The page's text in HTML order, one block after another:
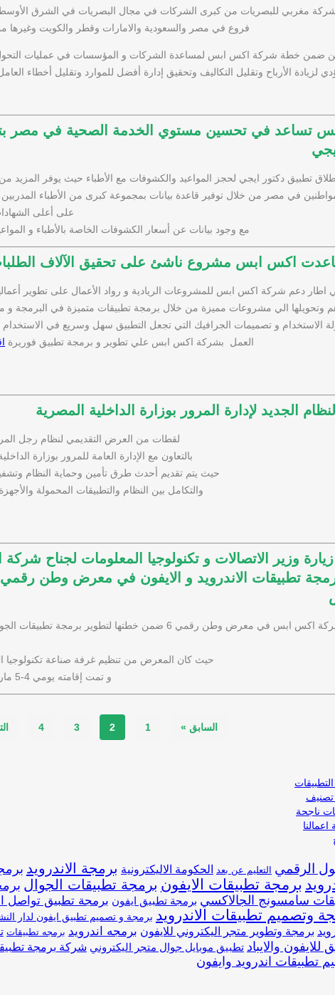
شركة مغربي للبصريات من كبرى الشركات في مجال البصريات في الشرق الأوسط
فروع في مصر والسعودية والامارات وقطر والكويت وغيرها من
ضمن خطة شركة اكس ابس لمساعدة الشركات و المؤسسات في عمليات
لزيادة الأرباح وتقليل التكاليف وتحقيق إدارة أفضل للموارد وتقليل أخطاء
تساعد في تحسين مستوي الخدمة الصحية في مصر
تطبيق دكتور ايجي لحجز المواعيد والكشوفات مع الأطباء حيث يوفر المزيد
في مصر من خلال توفير قاعدة بيانات بمجموعة كبرى من الأطباء المدربين
على أعلى
مع وجود بيانات عن أسعار الكشوفات الخاصة بالأطباء و
اكس ابس مشروع ناشئ على تحقيق الآلاف
اطار دعم شركة اكس ابس للمشروعات الريادية و رواد الأعمال على تطوير
وتحويلها الي مشروعات مميزة من خلال برمجة تطبيقات متميزة في البرمجة و
الاستخدام و تصميمات الجرافيك التي تجعل التطبيق سهل وسريع في
العمل بشركة اكس ابس علي تطوير و برمجة تطبيق فوريرة
الجديد لإدارة المرور بوزارة الداخلية المصرية
لقطات من العرض التقديمي لنظام رجل
بالتعاون مع الإدارة العامة للمرور بوزارة
حيث يتم تقديم أحدث طرق تأمين وحماية النظام
والتكامل بين النظام والتطبيقات المحمولة
وزير الاتصالات و تكنولوجيا المعلومات لجناح
تطبيقات الاندرويد و الايفون في معرض وطن رقمي
شاركت شركة اكس ابس في معرض وطن رقمي 6 ضمن خطتها لتطوير برمجة
حيث كان المعرض من تنظيم غرفة صناعة تكنولوجيا
و تمت إقامته يومي 4-5 مارس 2019
السابق » 1
2
3
4
التطبيقات
تصنيف
ناجحة
اعمالنا
الرقمي التعليم عن بعد الحكومة الاليكترونية برمجة الاندرويد
برمجة تطبيقات الايفون برمجة تطبيقات الجوال
سامسونج الجالاكسي برمجة تطبيق ايفون برمجة تطبيق تواصل
وتصميم تطبيقات الاندرويد برمجة و تصميم تطبيق ايفون لدار
برمجة وتطوير متجر اليكتروني للايفون برمجه اندرويد برمجه تطبيقات
للايفون والايباد تطبيق موبايل جوال متجر اليكتروني شركة برمجة
تطبيقات اندرويد وايفون